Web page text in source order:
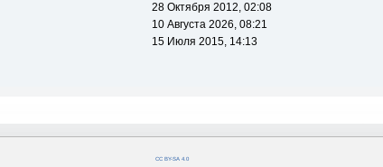
28 Октября 2012, 02:08
10 Августа 2026, 08:21
15 Июля 2015, 14:13
CC BY-SA 4.0